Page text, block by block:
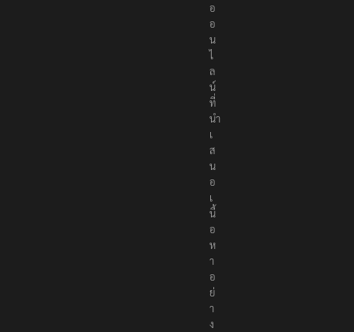
อ
อ
น
ไ
ล
น์
ที่
นำ
เ
ส
น
อ
เ
นื้
อ
ห
า
อ
ย่
า
ง